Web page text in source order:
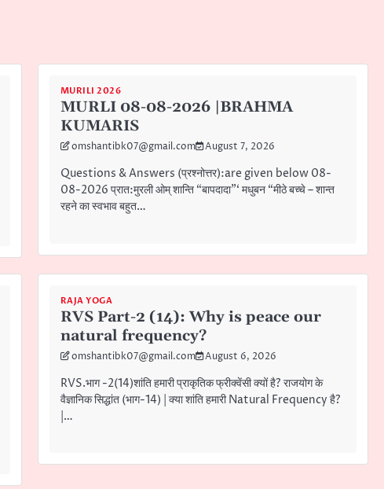
MURILI 2026
MURLI 08-08-2026 |BRAHMA
KUMARIS
omshantibk07@gmail.com August 7, 2026
Questions & Answers (प्रश्नोत्तर):are given below 08-
08-2026 प्रात:मुरली ओम् शान्ति “बापदादा”‘ मधुबन “मीठे बच्चे – शान्त
रहने का स्वभाव बहुत…
RAJA YOGA
RVS Part-2 (14): Why is peace our
natural frequency?
omshantibk07@gmail.com August 6, 2026
RVS.भाग -2(14)शांति हमारी प्राकृतिक फ्रीक्वेंसी क्यों है? राजयोग के
वैज्ञानिक सिद्धांत (भाग-14) | क्या शांति हमारी Natural Frequency है?
|…